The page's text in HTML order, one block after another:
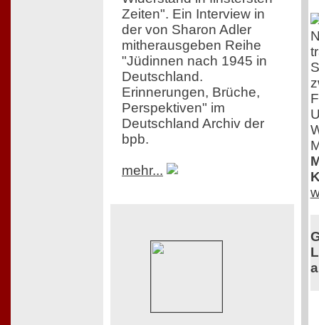
Zeiten". Ein Interview in
der von Sharon Adler
mitherausgeben Reihe
"Jüdinnen nach 1945 in
Deutschland.
Erinnerungen, Brüche,
Perspektiven" im
Deutschland Archiv der
bpb.
mehr...